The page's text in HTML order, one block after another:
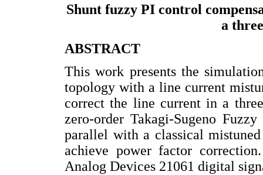
Shunt fuzzy PI control
a
ABSTRACT
This work presents the
topology with a line current
correct the line current in a
zero-order Takagi-Sugeno
parallel with a classical
achieve power factor
Analog Devices 21061 digital